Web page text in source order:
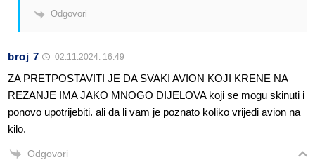
Odgovori
broj 7 02.11.2024. 16:49
ZA PRETPOSTAVITI JE DA SVAKI AVION KOJI KRENE NA
REZANJE IMA JAKO MNOGO DIJELOVA koji se mogu skinuti i
ponovo upotrijebiti. ali da li vam je poznato koliko vrijedi avion na
kilo.
Odgovori